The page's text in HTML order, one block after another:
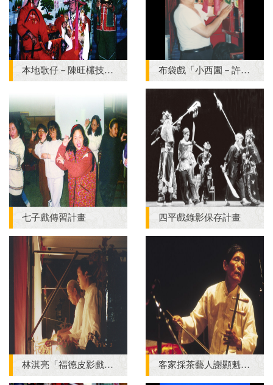
本地歌仔－陳旺欉技藝保存計畫 布袋戲「小西園－許王」技藝保存計畫
七子戲傳習計畫 四平戲錄影保存計畫
林淇亮「福德皮影戲團」保存計畫 客家採茶藝人謝顯魁生命史資料研究保存計畫